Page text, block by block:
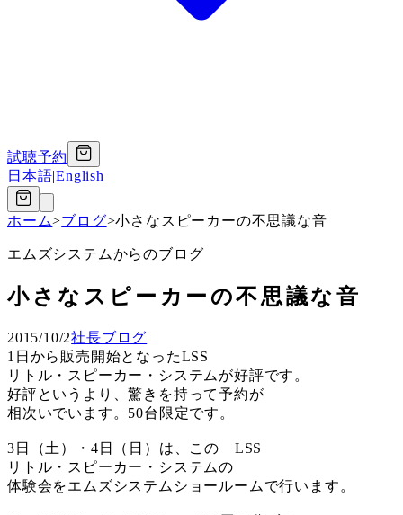
試聴予約
日本語|English
ホーム>ブログ>小さなスピーカーの不思議な音
エムズシステムからのブログ
小さなスピーカーの不思議な音
2015/10/2社長ブログ
1日から販売開始となったLSS
リトル・スピーカー・システムが好評です。
好評というより、驚きを持って予約が
相次いでいます。50台限定です。
3日（土）・4日（日）は、この LSS
リトル・スピーカー・システムの
体験会をエムズシステムショールームで行います。